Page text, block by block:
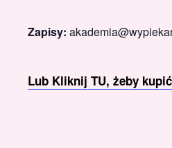
Zapisy:
Lub Kliknij TU, żeby